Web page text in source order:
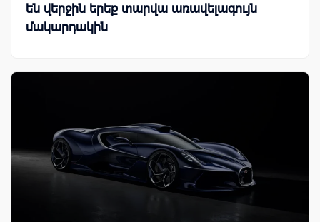
են վերջին երեք տարվա առավելագույն
մակարդակին